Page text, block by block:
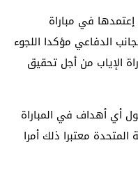
إعتمدها في مباراة
الدفاعي مؤكدا اللجوء
الإياب من أجل تحقيق
أي أهداف في المباراة
المتحدة معتبرا ذلك أمرا